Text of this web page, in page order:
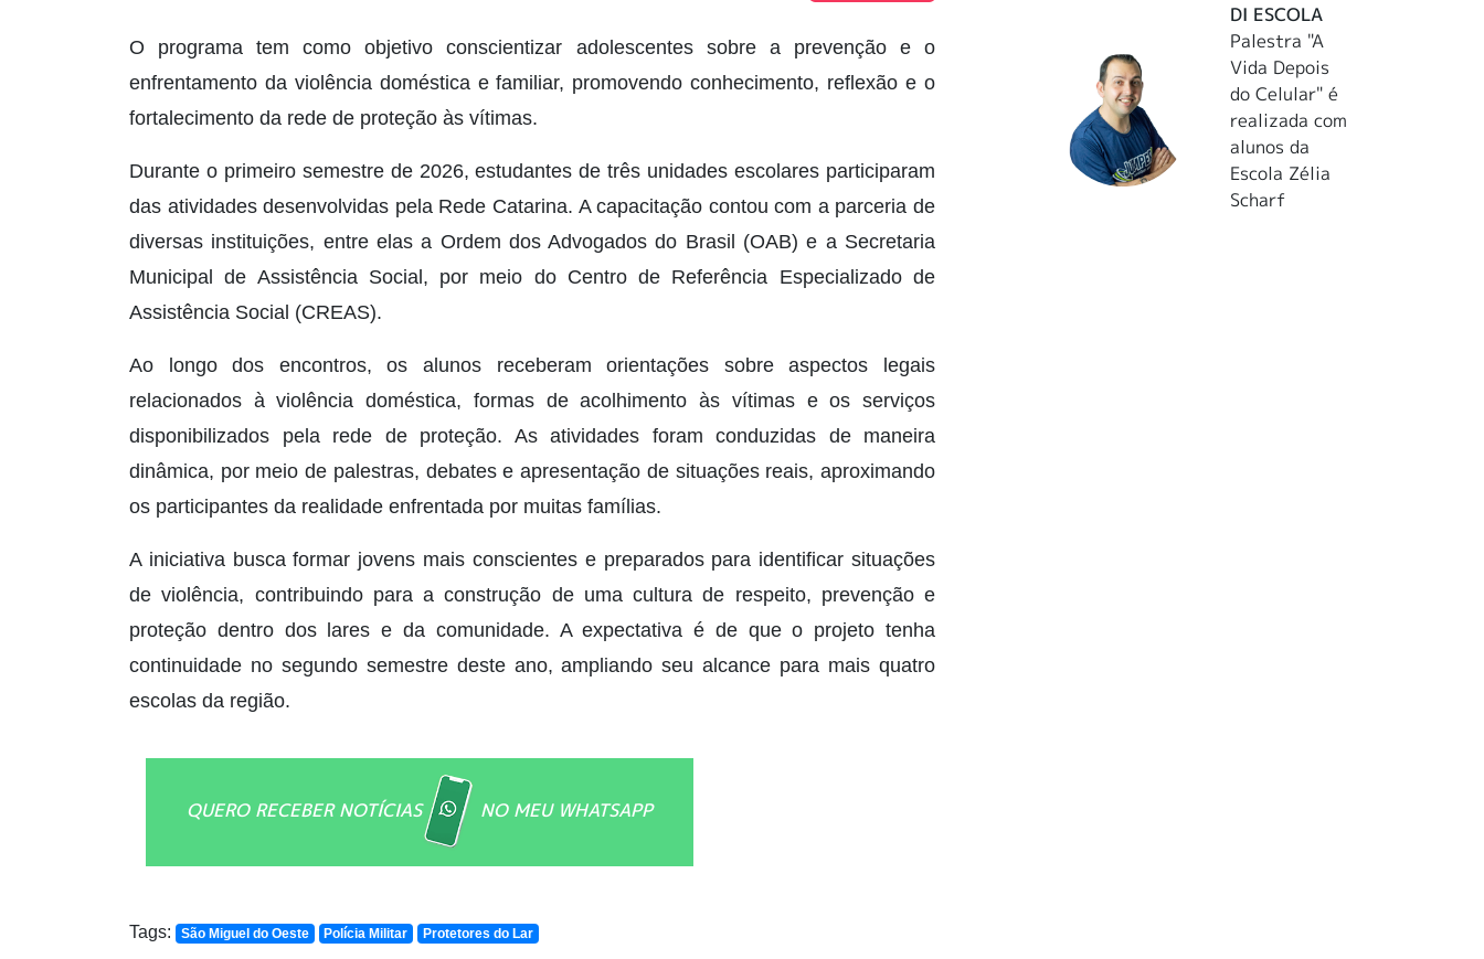
O programa tem como objetivo conscientizar adolescentes sobre a prevenção e o
enfrentamento da violência doméstica e familiar, promovendo conhecimento, reflexão e o
fortalecimento da rede de proteção às vítimas.
Durante o primeiro semestre de 2026, estudantes de três unidades escolares participaram
das atividades desenvolvidas pela Rede Catarina. A capacitação contou com a parceria de
diversas instituições, entre elas a Ordem dos Advogados do Brasil (OAB) e a Secretaria
Municipal de Assistência Social, por meio do Centro de Referência Especializado de
Assistência Social (CREAS).
Ao longo dos encontros, os alunos receberam orientações sobre aspectos legais
relacionados à violência doméstica, formas de acolhimento às vítimas e os serviços
disponibilizados pela rede de proteção. As atividades foram conduzidas de maneira
dinâmica, por meio de palestras, debates e apresentação de situações reais, aproximando
os participantes da realidade enfrentada por muitas famílias.
A iniciativa busca formar jovens mais conscientes e preparados para identificar situações
de violência, contribuindo para a construção de uma cultura de respeito, prevenção e
proteção dentro dos lares e da comunidade. A expectativa é de que o projeto tenha
continuidade no segundo semestre deste ano, ampliando seu alcance para mais quatro
escolas da região.
QUERO RECEBER NOTÍCIAS NO MEU WHATSAPP
Tags: São Miguel do Oeste Polícia Militar Protetores do Lar
DI ESCOLA
Palestra "A
Vida Depois
do Celular" é
realizada com
alunos da
Escola Zélia
Scharf